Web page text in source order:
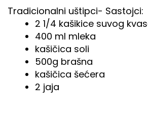
Tradicionalni uštipci- Sastojci:
2 1/4 kašikice suvog
400 ml mleka
kašičica soli
500g brašna
kašičica šećera
2 jaja